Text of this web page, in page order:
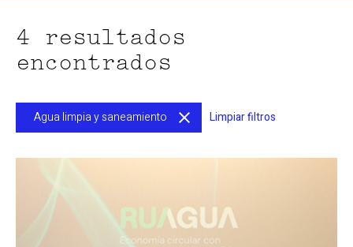
4 resultados
encontrados
Agua limpia y saneamiento Limpiar filtros